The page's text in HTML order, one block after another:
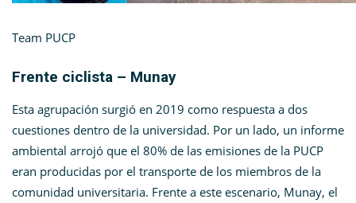
Team PUCP
Frente ciclista – Munay
Esta agrupación surgió en 2019 como respuesta a dos
cuestiones dentro de la universidad. Por un lado, un informe
ambiental arrojó que el 80% de las emisiones de la PUCP
eran producidas por el transporte de los miembros de la
comunidad universitaria. Frente a este escenario, Munay, el